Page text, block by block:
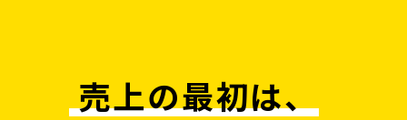
売上の最初は、